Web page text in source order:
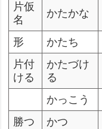
片仮
名
かたかな
形 かたち
片付
ける
かたづけ
る
かっこう
勝つ
かつ